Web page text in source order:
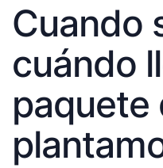
Cuando
cuándo
paquete